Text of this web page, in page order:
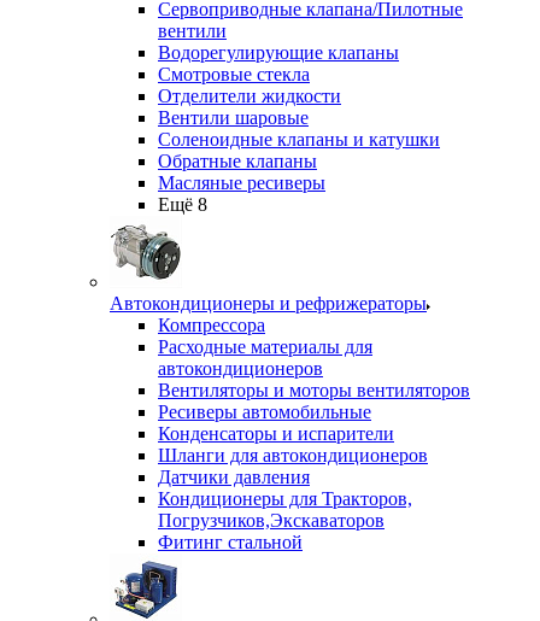
Сервоприводные клапана/Пилотные
вентили
Водорегулирующие клапаны
Смотровые стекла
Отделители жидкости
Вентили шаровые
Соленоидные клапаны и катушки
Обратные клапаны
Масляные ресиверы
Ещё 8
Автокондиционеры и рефрижераторы
Компрессора
Расходные материалы для
автокондиционеров
Вентиляторы и моторы вентиляторов
Ресиверы автомобильные
Конденсаторы и испарители
Шланги для автокондиционеров
Датчики давления
Кондиционеры для Тракторов,
Погрузчиков,Экскаваторов
Фитинг стальной